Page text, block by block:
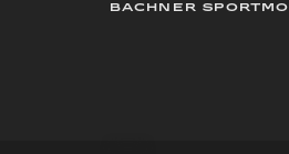
BACHNER